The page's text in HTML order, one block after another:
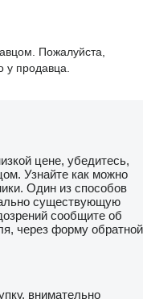
Пожалуйста,
у продавца.
цене, убедитесь,
Узнайте как можно
Один из способов
существующую
сообщите об
через форму обратной
внимательно